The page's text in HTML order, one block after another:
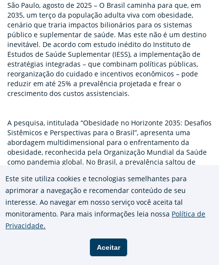
Este site utiliza cookies e tecnologias semelhantes para
aprimorar a navegação e recomendar conteúdo de seu
interesse. Ao navegar em nosso serviço você aceita tal
monitoramento. Para mais informações leia nossa Política de
Privacidade.
Aceitar
São Paulo, agosto de 2025 – O Brasil caminha para que, em
2035, um terço da população adulta viva com obesidade,
cenário que traria impactos bilionários para os sistemas
público e suplementar de saúde. Mas este não é um destino
inevitável. De acordo com estudo inédito do Instituto de
Estudos de Saúde Suplementar (IESS), a implementação de
estratégias integradas – que combinam políticas públicas,
reorganização do cuidado e incentivos econômicos – pode
reduzir em até 25% a prevalência projetada e frear o
crescimento dos custos assistenciais.
A pesquisa, intitulada “Obesidade no Horizonte 2035: Desafios
Sistêmicos e Perspectivas para o Brasil”, apresenta uma
abordagem multidimensional para o enfrentamento da
obesidade, reconhecida pela Organização Mundial da Saúde
como pandemia global. No Brasil, a prevalência saltou de
saúde suplementar, o avanço foi de 55,8% em 14 anos.
No enfrentamento desse desafio, o estudo cita casos
internacionais de sucesso, como a taxação de bebidas
açucaradas no México, que reduziu o consumo em 7,6% em
dois anos; o modelo britânico de serviços escalonados de
gestão de peso, que ampliou a retenção de pacientes; e os
centros especializados em obesidade infantil da Dinamarca,